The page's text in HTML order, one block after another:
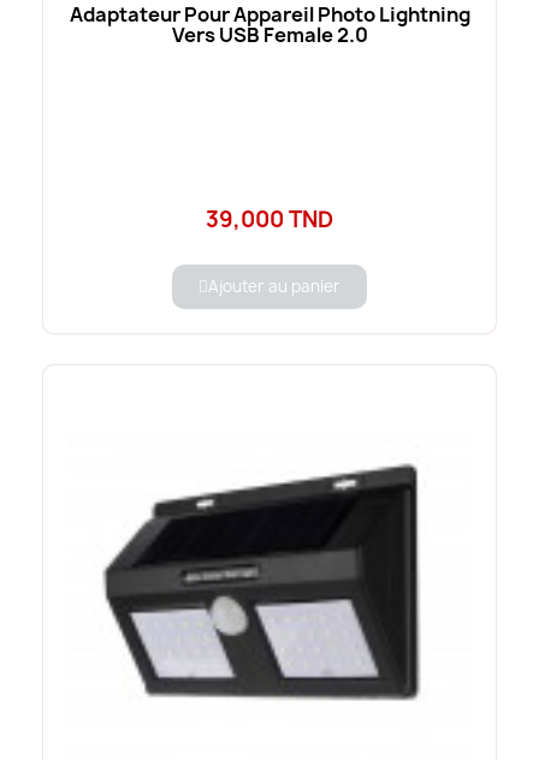
Adaptateur Pour Appareil Photo Lightning
Vers USB Female 2.0
39,000 TND
Ajouter au panier